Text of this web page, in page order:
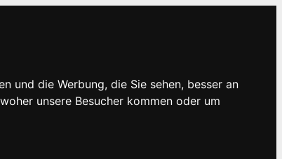
und die Werbung, die Sie sehen, besser an
unsere Besucher kommen oder um